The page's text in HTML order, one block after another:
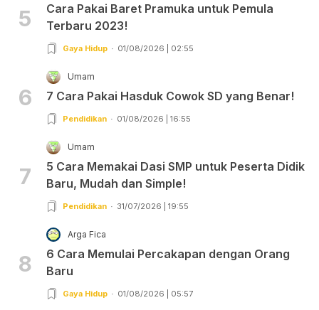
5
Cara Pakai Baret Pramuka untuk Pemula
Terbaru 2023!
Gaya Hidup 01/08/2026 | 02:55
6
Umam
7 Cara Pakai Hasduk Cowok SD yang Benar!
Pendidikan 01/08/2026 | 16:55
7
Umam
5 Cara Memakai Dasi SMP untuk Peserta Didik
Baru, Mudah dan Simple!
Pendidikan 31/07/2026 | 19:55
8
Arga Fica
6 Cara Memulai Percakapan dengan Orang
Baru
Gaya Hidup 01/08/2026 | 05:57